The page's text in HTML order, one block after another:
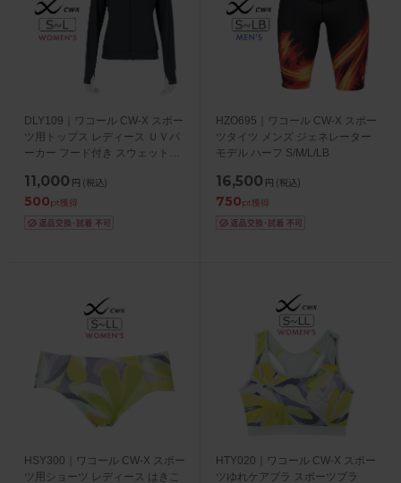
DLY109｜ワコール CW-X スポー
ツ用トップス レディース ＵＶパ
ーカー フード付き スウェット
11,000 円 (税込)
500pt獲得
HZO695｜ワコール CW-X スポー
ツタイツ メンズ ジェネレーター
モデル ハーフ S/M/L/LB
16,500 円 (税込)
750pt獲得
HSY300｜ワコール CW-X スポー
ツ用ショーツ レディース はきこ
HTY020｜ワコール CW-X スポー
ツゆれケアブラ スポーツブラ